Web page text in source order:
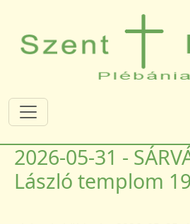
2026-05-31 -
László templom